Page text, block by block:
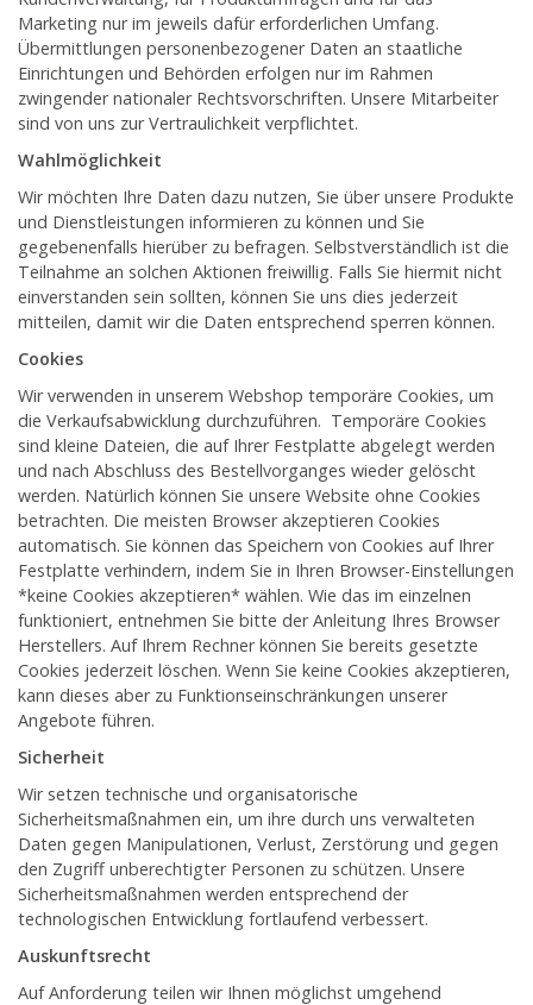
Marketing nur im jeweils dafür erforderlichen Umfang.
Übermittlungen personenbezogener Daten an staatliche
Einrichtungen und Behörden erfolgen nur im Rahmen
zwingender nationaler Rechtsvorschriften. Unsere Mitarbeiter
sind von uns zur Vertraulichkeit verpflichtet.
Wahlmöglichkeit
Wir möchten Ihre Daten dazu nutzen, Sie über unsere Produkte
und Dienstleistungen informieren zu können und Sie
gegebenenfalls hierüber zu befragen. Selbstverständlich ist die
Teilnahme an solchen Aktionen freiwillig. Falls Sie hiermit nicht
einverstanden sein sollten, können Sie uns dies jederzeit
mitteilen, damit wir die Daten entsprechend sperren können.
Cookies
Wir verwenden in unserem Webshop temporäre Cookies, um
die Verkaufsabwicklung durchzuführen. Temporäre Cookies
sind kleine Dateien, die auf Ihrer Festplatte abgelegt werden
und nach Abschluss des Bestellvorganges wieder gelöscht
werden. Natürlich können Sie unsere Website ohne Cookies
betrachten. Die meisten Browser akzeptieren Cookies
automatisch. Sie können das Speichern von Cookies auf Ihrer
Festplatte verhindern, indem Sie in Ihren Browser-Einstellungen
*keine Cookies akzeptieren* wählen. Wie das im einzelnen
funktioniert, entnehmen Sie bitte der Anleitung Ihres Browser
Herstellers. Auf Ihrem Rechner können Sie bereits gesetzte
Cookies jederzeit löschen. Wenn Sie keine Cookies akzeptieren,
kann dieses aber zu Funktionseinschränkungen unserer
Angebote führen.
Sicherheit
Wir setzen technische und organisatorische
Sicherheitsmaßnahmen ein, um ihre durch uns verwalteten
Daten gegen Manipulationen, Verlust, Zerstörung und gegen
den Zugriff unberechtigter Personen zu schützen. Unsere
Sicherheitsmaßnahmen werden entsprechend der
technologischen Entwicklung fortlaufend verbessert.
Auskunftsrecht
Auf Anforderung teilen wir Ihnen möglichst umgehend